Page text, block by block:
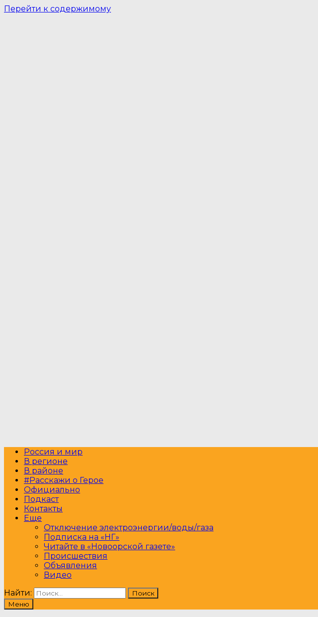
Перейти к содержимому
Россия и мир
В регионе
В районе
#Расскажи о Герое
Официально
Подкаст
Контакты
Еще
Отключение электроэнергии/воды/газа
Подписка на «НГ»
Читайте в «Новоорской газете»
Происшествия
Объявления
Видео
Найти:
Меню